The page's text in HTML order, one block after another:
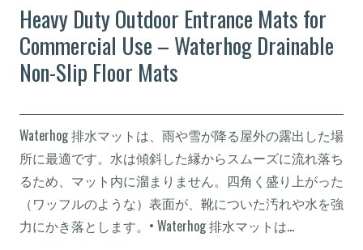
Heavy Duty Outdoor Entrance Mats for
Commercial Use – Waterhog Drainable
Non-Slip Floor Mats
Waterhog 排水マットは、雨や雪が降る屋外の露出した場
所に最適です。水は傾斜した縁からスムーズに流れ落ち
るため、マット内に溜まりません。四角く盛り上がった
（ワッフルのような）表面が、靴についた汚れや水を強
力にかき落とします。• Waterhog 排水マットは…